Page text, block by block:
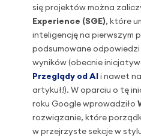
się projektów można
Experience (SGE), które
inteligencję na pierwszym
podsumowane odpowiedzi
wyników (obecnie
Przeglądy od AI i nawet
artykuł!). W oparciu o tę
roku Google wprowadziło
rozwiązanie, które
w przejrzyste sekcje w